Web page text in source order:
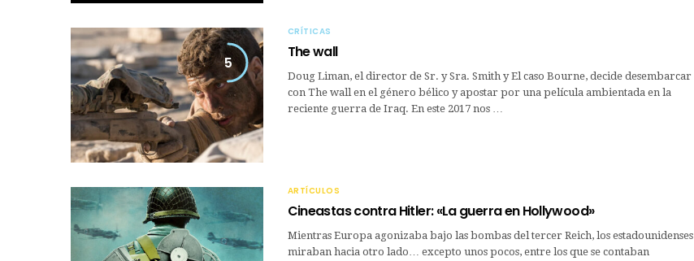
5
CRÍTICAS
The wall
Doug Liman, el director de Sr. y Sra. Smith y El caso Bourne, decide desembarcar
con The wall en el género bélico y apostar por una película ambientada en la
reciente guerra de Iraq. En este 2017 nos …
ARTÍCULOS
Cineastas contra Hitler: «La guerra en Hollywood»
Mientras Europa agonizaba bajo las bombas del tercer Reich, los estadounidenses
miraban hacia otro lado… excepto unos pocos, entre los que se contaban